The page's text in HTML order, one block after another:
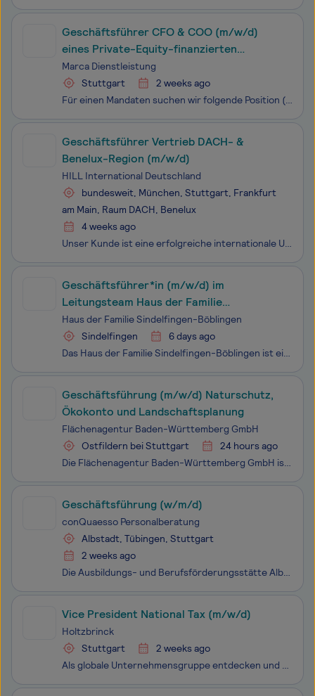
Geschäftsführer CFO & COO (m/w/d)
eines Private-Equity-finanzierten
Produktionsunternehmens mit
Beteiligungsmöglichkeit
Marca Dienstleistung
Stuttgart
2 weeks ago
Für einen Mandaten suchen wir folgende Position (Bewerbungen werden ausschließlich über diese Plattform angenommen / Nachfragen über email oder Telefon können nicht beantwortet werden):Das Unternehmen ist ein etablierter deutscher Produzent von kundenspezifischen Industriekomponenten in einem äußers
Geschäftsführer Vertrieb DACH- &
Benelux-Region (m/w/d)
HILL International Deutschland
bundesweit, München, Stuttgart, Frankfurt
am Main, Raum DACH, Benelux
4 weeks ago
Unser Kunde ist eine erfolgreiche internationale Unternehmensgruppe mit weltweit fast 2.000 Mitarbeitenden. Qualitativ hochwertige Produkte, Technologieführerschaft sowie der kunden- und serviceorientierte Unternehmensstil haben das erfolgreiche Industrieunternehmen zu einem anerkannten und gefragte
Geschäftsführer*in (m/w/d) im
Leitungsteam Haus der Familie
Sindelfingen-Böblingen
Haus der Familie Sindelfingen-Böblingen
Sindelfingen
6 days ago
Das Haus der Familie Sindelfingen-Böblingen ist eine von drei Familienbildungsstätten im Landkreis Böblingen. Die Familienbildungsstätte ist Kompetenzzentrum und Impulsgeber in Fragen der Familienbildung, Familienberatung und Fortbildung. Unser breites Kurs- und Fortbildungsangebot wird jährlich von
Geschäftsführung (m/w/d) Naturschutz,
Ökokonto und Landschaftsplanung
Flächenagentur Baden-Württemberg GmbH
Ostfildern bei Stuttgart
24 hours ago
Die Flächenagentur Baden-Württemberg GmbH ist ein landesweit tätiger Dienstleister für Kompensationslösungen, Ökokonten, Naturschutzprojekte und ökologische Fachplanung mit Sitz in Ostfildern und Regionalgeschäftsstelle in Offenburg. Ein interdisziplinäres Team arbeitet an den Schnittstellen von Nat
Geschäftsführung (w/m/d)
conQuaesso Personalberatung
Albstadt, Tübingen, Stuttgart
2 weeks ago
Die Ausbildungs- und Berufsförderungsstätte Albstadt e.V. (ABA) wurde 1986 ins Leben gerufen. Der eingetragene Verein beschäftigt heute mehr als 90 festangestellte Mitarbeitende sowie eine vergleichbare Anzahl an Honorarkräften an neun Standorten und in sieben Landkreisen. Zum Team gehören unter and
Vice President National Tax (m/w/d)
Holtzbrinck
Stuttgart
2 weeks ago
Als globale Unternehmensgruppe entdecken und teilen wir Ideen, Innovationen und Geschichten, die Menschen bewegen, Perspektiven erweitern und Fortschritt ermöglichen. Mit mehr als 14.000 Mitarbeitenden weltweit treiben wir Entwicklungen in Bildung, Wissenschaft, Publishing und Journalismus voran – n